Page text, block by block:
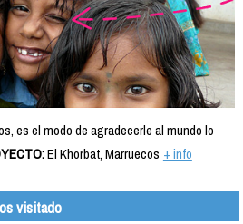
es el modo de agradecerle al mundo lo
El Khorbat, Marruecos + info
visitado